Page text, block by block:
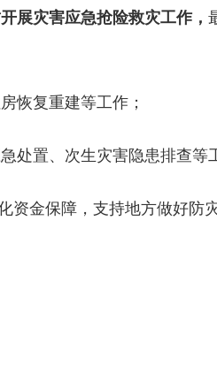
展灾害应急抢险救灾工作，
恢复重建等工作；
处置、次生灾害隐患排查等
资金保障，支持地方做好防